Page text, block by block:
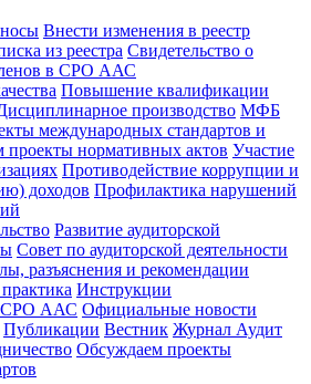
Внести изменения в реестр
из реестра Свидетельство о
в СРО ААС
Повышение квалификации
производство МФБ
международных стандартов и
проекты нормативных актов Участие
Противодействие коррупции и
доходов Профилактика нарушений
Развитие аудиторской
Совет по аудиторской деятельности
разъяснения и рекомендации
Инструкции
СРО ААС Официальные новости
Публикации Вестник Журнал Аудит
Обсуждаем проекты